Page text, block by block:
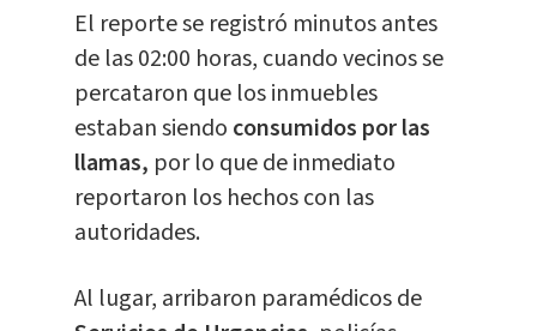
El reporte se registró minutos antes
de las 02:00 horas, cuando vecinos se
percataron que los inmuebles
estaban siendo consumidos por las
llamas, por lo que de inmediato
reportaron los hechos con las
autoridades.
Al lugar, arribaron paramédicos de